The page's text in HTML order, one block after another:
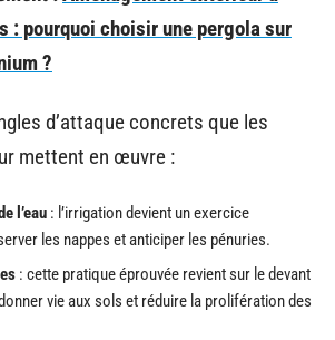
: pourquoi choisir une pergola sur
?
d’attaque concrets que les
mettent en œuvre :
l’eau : l’irrigation devient un exercice
les nappes et anticiper les pénuries.
: cette pratique éprouvée revient sur le devant
vie aux sols et réduire la prolifération des